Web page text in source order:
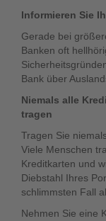
Informieren Sie
Gerade bei
Banken oft
Bank über
Niemals alle
tragen
Tragen Sie
Viele Menschen
Kreditkarten und
Diebstahl Ihres
schlimmsten Fall
Nehmen Sie eine